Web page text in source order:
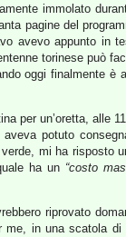
immolato
pagine del
avevo appunto in
torinese può
oggi finalmente
per un’oretta, alle
potuto
mi ha risposto
ha un “costo
riprovato
in una scatola di